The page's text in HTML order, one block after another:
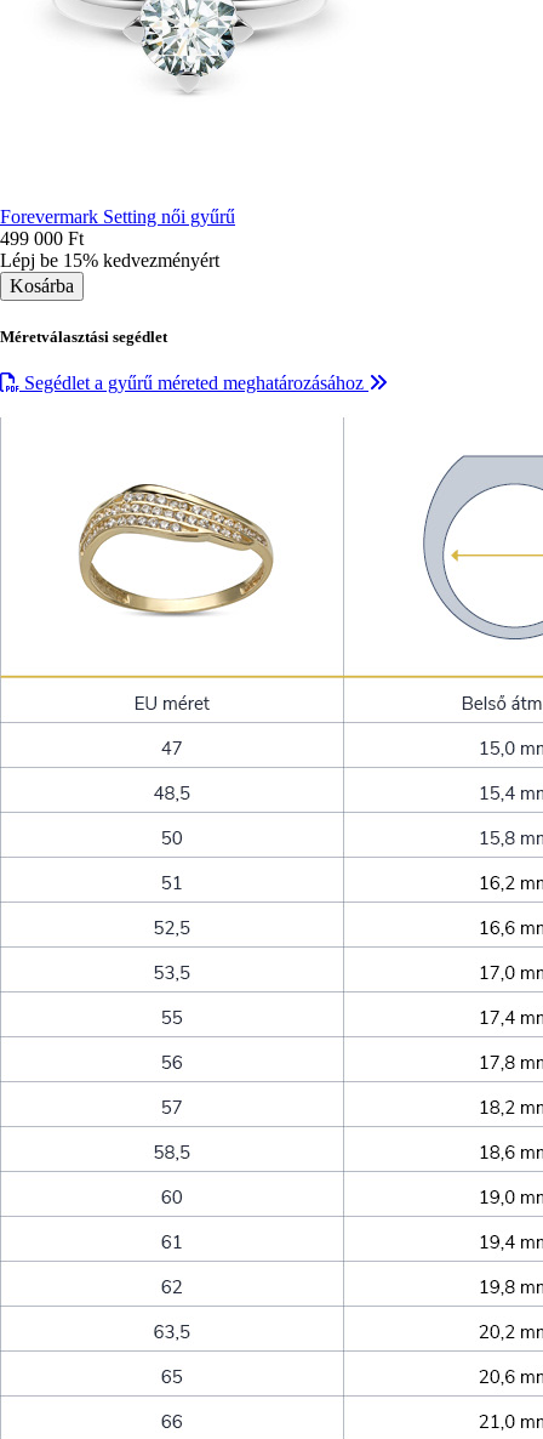
Forevermark Setting női gyűrű
499 000 Ft
Lépj be 15% kedvezményért
Méretválasztási segédlet
Segédlet a gyűrű méreted meghatározásához